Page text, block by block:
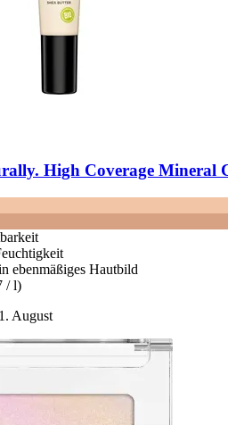
High Coverage Mineral
ebenmäßiges Hautbild
/ l)
August